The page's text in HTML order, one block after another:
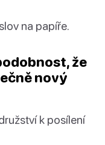
na papíře.
že
nový
k posílení